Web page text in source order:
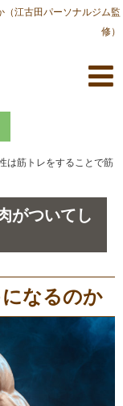
江古田パーソナルジム監
修）
は筋トレをすることで筋
がついてし
なるのか